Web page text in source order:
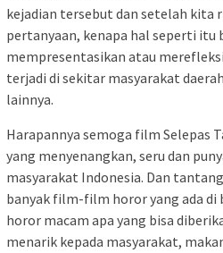
kejadian tersebut dan setelah kita
pertanyaan, kenapa hal seperti itu
mempresentasikan atau
terjadi di sekitar masyarakat
lainnya.
Harapannya semoga film Selepas
yang menyenangkan, seru dan
masyarakat Indonesia. Dan
banyak film-film horor yang ada di
horor macam apa yang bisa
menarik kepada masyarakat,